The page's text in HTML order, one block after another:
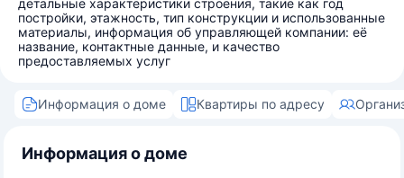
детальные характеристики строения, такие как год
постройки, этажность, тип конструкции и использованные
материалы, информация об управляющей компании: её
название, контактные данные, и качество
предоставляемых услуг
Информация о доме Квартиры по адресу
Информация о доме